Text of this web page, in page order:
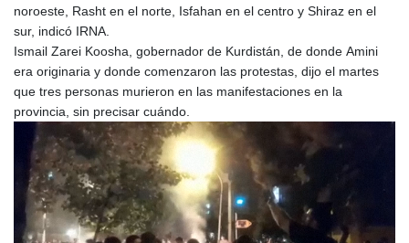
noroeste, Rasht en el norte, Isfahan en el centro y Shiraz en el
sur, indicó IRNA.
Ismail Zarei Koosha, gobernador de Kurdistán, de donde Amini
era originaria y donde comenzaron las protestas, dijo el martes
que tres personas murieron en las manifestaciones en la
provincia, sin precisar cuándo.